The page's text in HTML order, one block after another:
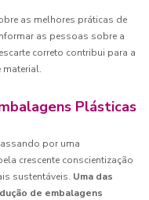
as melhores práticas de
as pessoas sobre a
correto contribui para a
material.
Plásticas
por uma
crescente conscientização
sustentáveis. Uma das
de embalagens